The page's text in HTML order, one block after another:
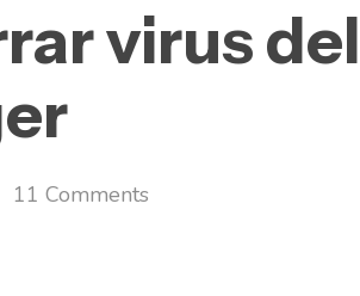
virus del
11 Comments